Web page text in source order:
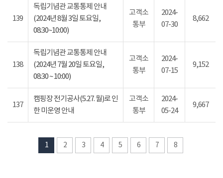
139
독립기념관 교통통제 안내
(2024년 8월 3일 토요일,
08:30~10:00)
고객소
통부
2024-
07-30
8,662
138
독립기념관 교통통제 안내
(2024년 7월 20일 토요일,
08:30 ~ 10:00)
고객소
통부
2024-
07-15
9,152
137
캠핑장 전기공사(5.27. 월)로 인
한 미운영 안내
고객소
통부
2024-
05-24
9,667
1 2 3 4 5 6 7 8